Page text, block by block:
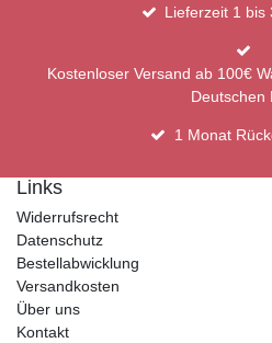
Lieferzeit 1 bis
Kostenloser Versand ab 100€
Deutschen
1 Monat
Links
Widerrufsrecht
Datenschutz
Bestellabwicklung
Versandkosten
Über uns
Kontakt